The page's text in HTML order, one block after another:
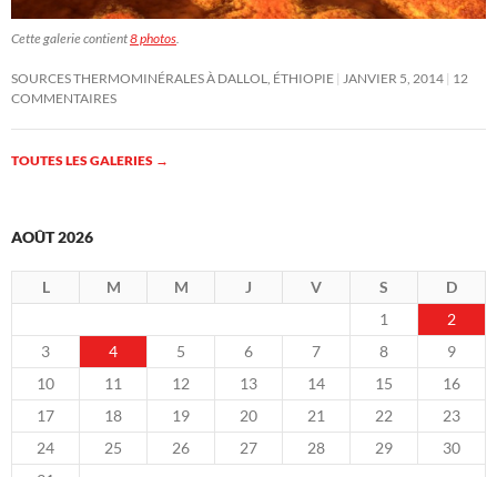
Cette galerie contient8 photos
SOURCES THERMOMINÉRALES À DALLOL, ÉTHIOPIE JANVIER 5, 2014 12
COMMENTAIRES
TOUTES LES GALERIES →
AOÛT 2026
L M M J V S
D
1
2
3
4 5 6 7 8
9
10
11 12 13 14 15
16
17
18 19 20 21 22
23
24
25 26 27 28 29
30